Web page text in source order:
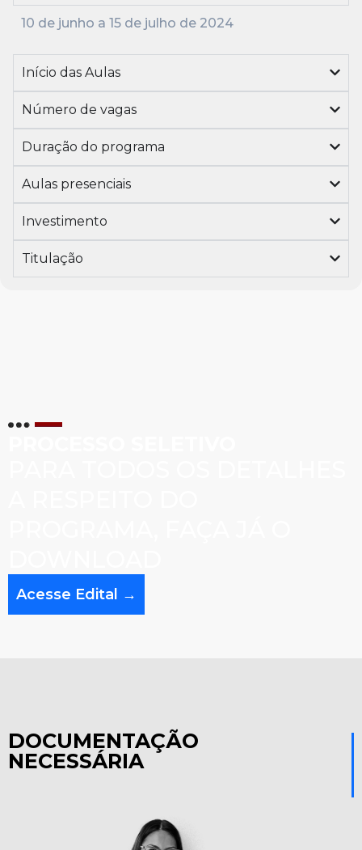
10 de junho a 15 de julho de 2024
Início das Aulas
Número de vagas
Duração do programa
Aulas presenciais
Investimento
Titulação
Acesse Edital →
DOCUMENTAÇÃO
NECESSÁRIA